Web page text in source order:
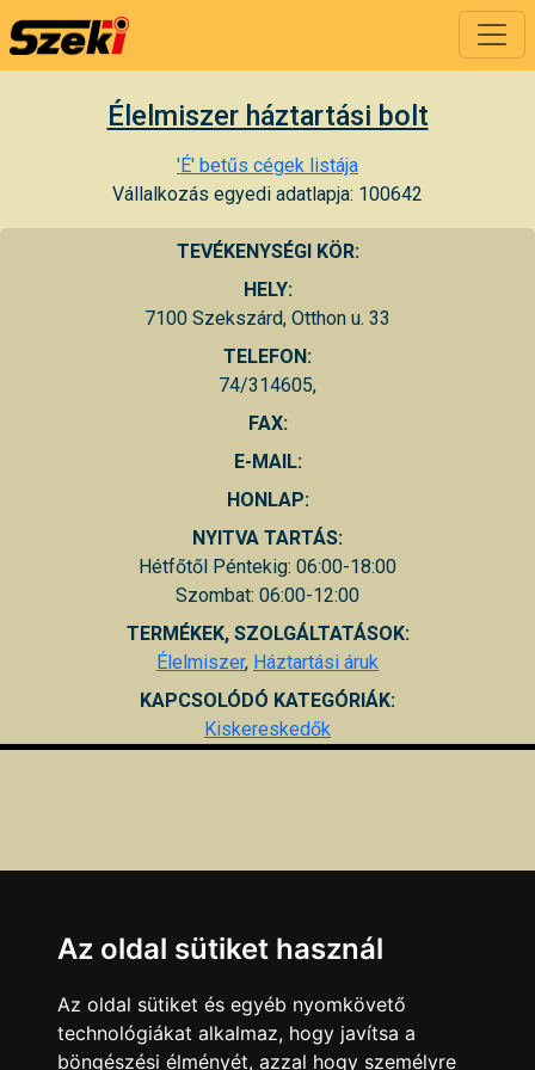
Élelmiszer háztartási bolt
'É' betűs cégek listája
Vállalkozás egyedi adatlapja: 100642
TEVÉKENYSÉGI KÖR:
HELY:
7100 Szekszárd, Otthon u. 33
TELEFON:
74/314605,
FAX:
E-MAIL:
HONLAP:
NYITVA TARTÁS:
Hétfőtől Péntekig: 06:00-18:00
Szombat: 06:00-12:00
TERMÉKEK, SZOLGÁLTATÁSOK:
Élelmiszer, Háztartási áruk
KAPCSOLÓDÓ KATEGÓRIÁK:
Kiskereskedők
Az oldal sütiket használ
Az oldal sütiket és egyéb nyomkövető
technológiákat alkalmaz, hogy javítsa a
böngészési élményét, azzal hogy személyre